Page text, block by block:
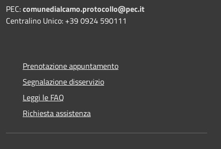
PEC:comunedialcamo.protocollo@pec.it
Centralino Unico: +39 0924 590111
Prenotazione appuntamento
Segnalazione disservizio
Leggi le FAQ
Richiesta assistenza